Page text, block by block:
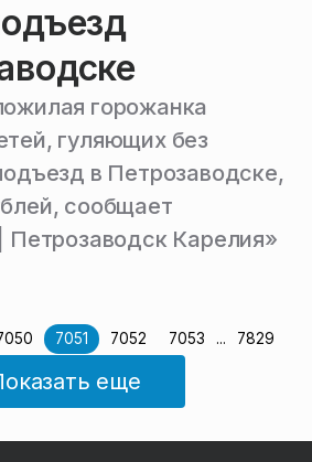
горожанка
гуляющих без
в Петрозаводске,
сообщает
Петрозаводск Карелия»
7051 7052 7053 ... 7829
еще